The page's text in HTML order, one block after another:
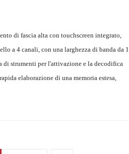
di fascia alta con touchscreen integrato,
a 4 canali, con una larghezza di banda da 1
di strumenti per l'attivazione e la decodifica
elaborazione di una memoria estesa,